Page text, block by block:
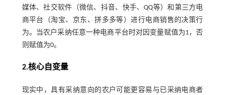
媒体、社交软件（微信、抖音、快手、QQ等）和第三方电
商平台（淘宝、京东、拼多多等）进行电商销售的决策行
为。当农户采纳任意一种电商平台时对因变量赋值为1，否
则赋值为0。
2.核心自变量
现实中，具有采纳意向的农户可能更容易与已采纳电商者